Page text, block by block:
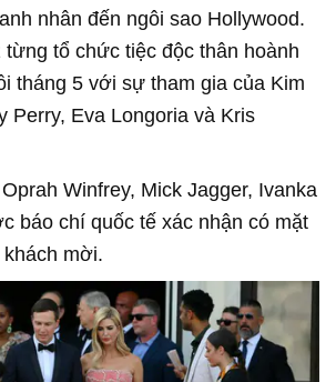
nhân đến ngôi sao Hollywood.
từng tổ chức tiệc độc thân hoành
tháng 5 với sự tham gia của Kim
Perry, Eva Longoria và Kris
Winfrey, Mick Jagger, Ivanka
báo chí quốc tế xác nhận có mặt
mời.